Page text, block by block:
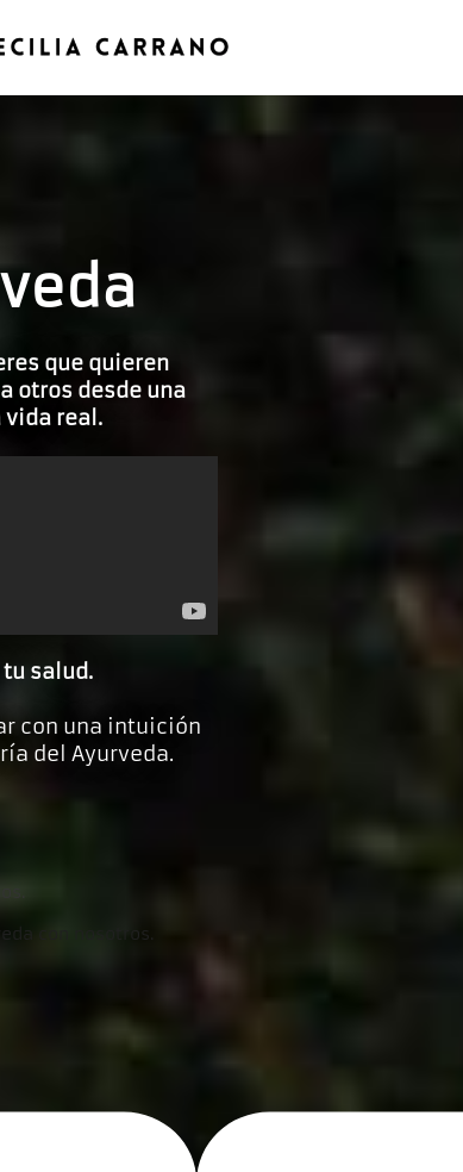
que quieren
otros desde una
real.
salud.
con una intuición
del Ayurveda.
con nosotros.